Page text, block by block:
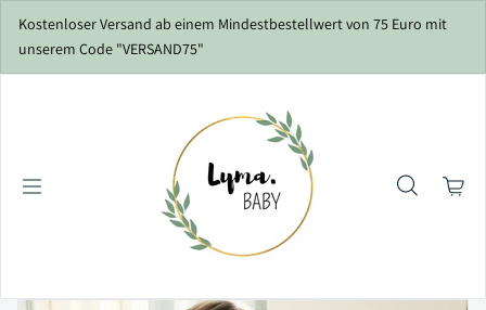
Kostenloser Versand ab einem Mindestbestellwert von 75 Euro mit
unserem Code "VERSAND75"